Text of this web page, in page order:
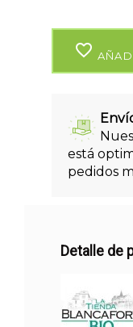
favorite_border
está
pedidos
Detalle de